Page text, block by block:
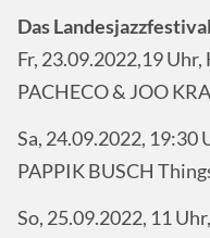
Das
Fr, 23.09.2022,19
PACHECO & JOO
Sa, 24.09.2022, 19:30
PAPPIK BUSCH
So, 25.09.2022, 11